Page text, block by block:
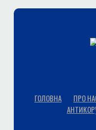
ГОЛОВНА ПРО